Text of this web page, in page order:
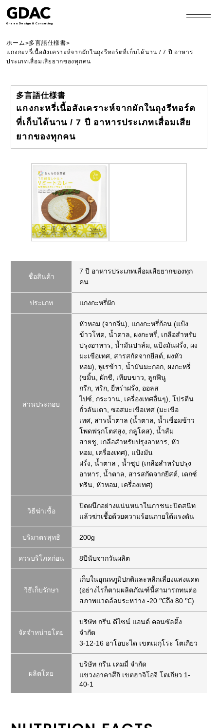
GDAC
Green Design & Consulting
ホーム>多言語仕様書>
แกงกะหรี่เนื้อสังเคราะห์จากผักในถุงรีทอร์ตที่เก็บได้นาน / 7 ปี อาหาร
ประเภทเสื่อมเสียยากของทุกคน
多言語仕様書
แกงกะหรี่เนื้อสังเคราะห์จากผักในถุงรีทอร์ต
ที่เก็บได้นาน / 7 ปี อาหารประเภทเสื่อมเสีย
ยากของทุกคน
ชื่อสินค้า
7 ปี อาหารประเภทเสื่อมเสียยากของทุก
คน
ประเภท แกงกะหรี่ผัก
ส่วนประกอบ
หัวหอม (จากจีน)
แกงกะหรี่ก้อน (แป้ง
ข้าวโพด ,น้ำตาล ผงกะหรี่
เกลือสำหรับ
ปรุงอาหาร ,น้ำมันปาล์ม แป้งมันฝรั่ง
ผง
มะเขือเทศ สารสกัดจากยีสต์
ผงหัว
หอม) ,พูเรข้าว ,น้ำมันมะกอก ผงกะหรี่
(ขมิ้น ผักชี เทียบขาว
ลูกฟีนู
กรีก ,พริก ,ยี่หร่าฝรั่ง
ออลส
ไปซ์
กระวาน เครื่องเทศอื่นๆ) ,โปรตีน
ถั่วลันเตา ,ซอสมะเขือเทศ (มะเขือ
เทศ สารน้ำตาล (น้ำตาล ,น้ำเชื่อมข้าว
โพดฟรุกโตสสูง
กลูโคส) ,น้ำส้ม
สายชู
เกลือสำหรับปรุงอาหาร ,หัว
หอม
เครื่องเทศ)
แป้งมัน
ฝรั่ง ,น้ำตาล ,น้ำซุป (เกลือสำหรับปรุง
อาหาร ,น้ำตาล สารสกัดจากยีสต์
เดกซ์
ทริน ,หัวหอม เครื่องเทศ)
วิธีฆ่าเชื้อ
ปิดผนึกอย่างแน่นหนาในภาชนะปิดสนิท
แล้วฆ่าเชื้อด้วยความร้อนภายใต้แรงดัน
ปริมาตรสุทธิ 200g
ควรบริโภคก่อน 8ปีนับจากวันผลิต
วิธีเก็บรักษา
เก็บในอุณหภูมิปกติและหลีกเลี่ยงแสงแดด
(อย่างไรก็ตามผลิตภัณฑ์นี้สามารถทนต่อ
สภาพแวดล้อมระหว่าง -20 ℃ถึง 80 ℃)
จัดจำหน่ายโดย
บริษัท กรีน ดีไซน์ แอนด์ คอนซัลติ้ง
จำกัด
3-12-16 อาโอบะได เขตเมกุโระ โตเกียว
ผลิตโดย
บริษัท กรีน เคมมี่ จำกัด
แขวงอาคาสึกิ เขตฮาจิโอจิ โตเกียว 1-
40-1